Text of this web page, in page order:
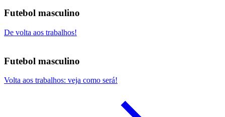
Futebol masculino
De volta aos trabalhos!
Futebol masculino
Volta aos trabalhos: veja como será!